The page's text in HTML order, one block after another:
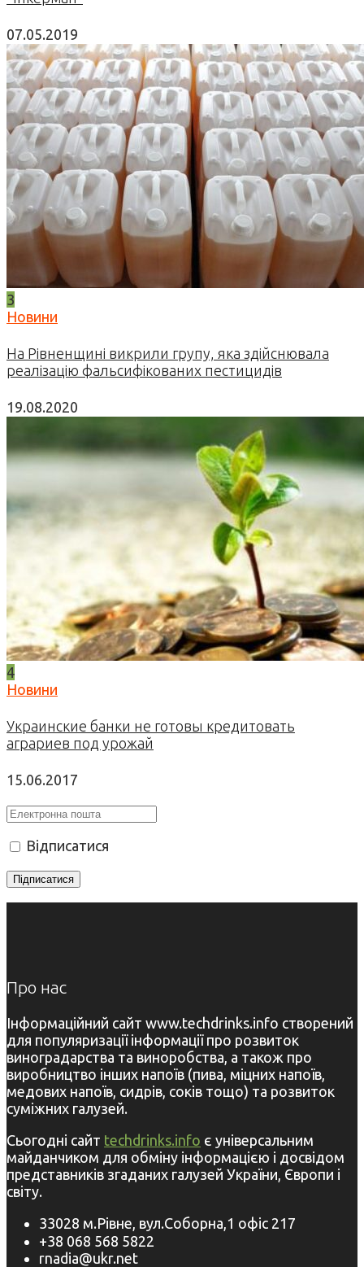
07.05.2019
3
Новини
На Рівненщині викрили групу, яка здійснювала
реалізацію фальсифікованих пестицидів
19.08.2020
4
Новини
Украинские банки не готовы кредитовать
аграриев под урожай
15.06.2017
Відписатися
Про нас
Інформаційний сайт www.techdrinks.info створений
для популяризації інформації про розвиток
виноградарства та виноробства, а також про
виробництво інших напоїв (пива, міцних напоїв,
медових напоїв, сидрів, соків тощо) та розвиток
суміжних галузей.
Сьогодні сайт techdrinks.info є універсальним
майданчиком для обміну інформацією і досвідом
представників згаданих галузей України, Європи і
світу.
33028 м.Рівне, вул.Соборна,1 офіс 217
+38 068 568 5822
rnadia@ukr.net